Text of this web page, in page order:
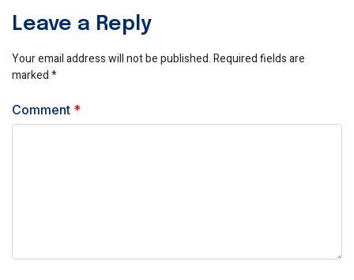
Leave a Reply
Your email address will not be published.Required fields are
marked*
Comment *